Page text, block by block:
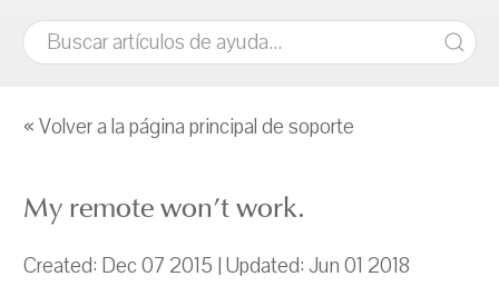
« Volver a la página principal de soporte
My remote won’t work.
Created: Dec 07 2015 | Updated: Jun 01 2018